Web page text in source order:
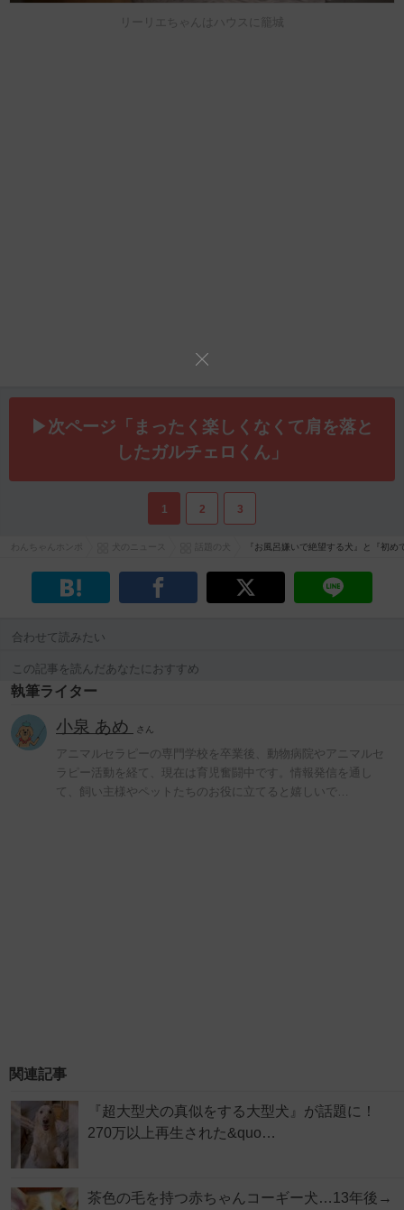
リーリエちゃんはハウスに籠城
▶次ページ「まったく楽しくなくて肩を落と
したガルチェロくん」
1 2 3
『お風呂嫌いで絶望する犬』と『初
合わせて読みたい
この記事を読んだあなたにおすすめ
執筆ライター
小泉 あめ さん
アニマルセラピーの専門学校を卒業後、動物病院やアニマルセ
ラピー活動を経て、現在は育児奮闘中です。情報発信を通し
て、飼い主様やペットたちのお役に立てると嬉しいで…
関連記事
『超大型犬の真似をする大型犬』が話題に！
270万以上再生された&quo…
茶色の毛を持つ赤ちゃんコーギー犬…13年後→